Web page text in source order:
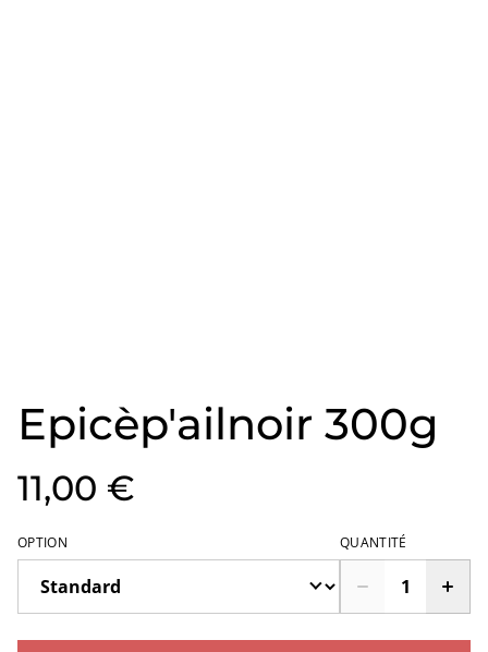
Epicèp'ailnoir 300g
11,00 €
OPTION QUANTITÉ